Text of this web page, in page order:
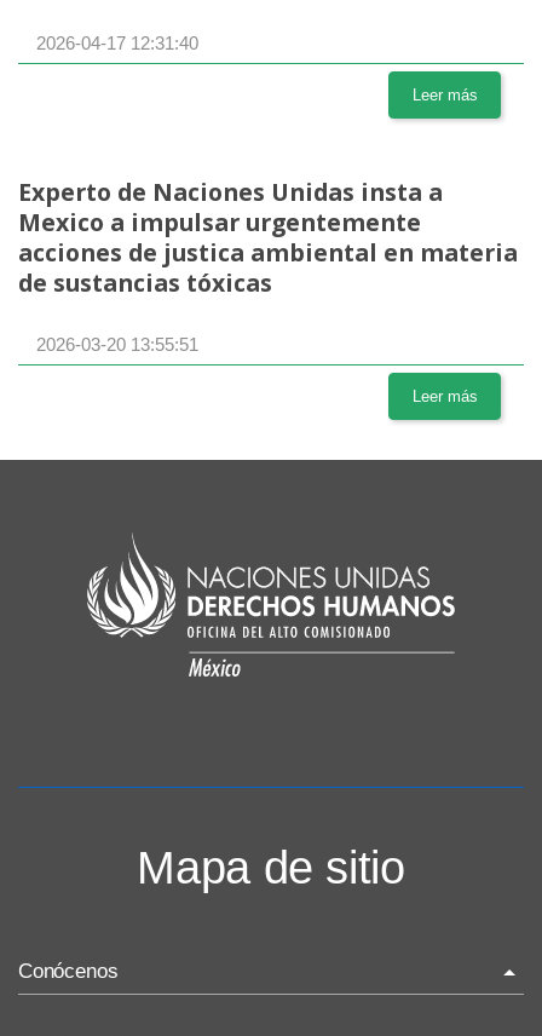
2026-04-17 12:31:40
Leer más
Experto de Naciones Unidas insta a
Mexico a impulsar urgentemente
acciones de justica ambiental en materia
de sustancias tóxicas
2026-03-20 13:55:51
Leer más
Mapa de sitio
Conócenos